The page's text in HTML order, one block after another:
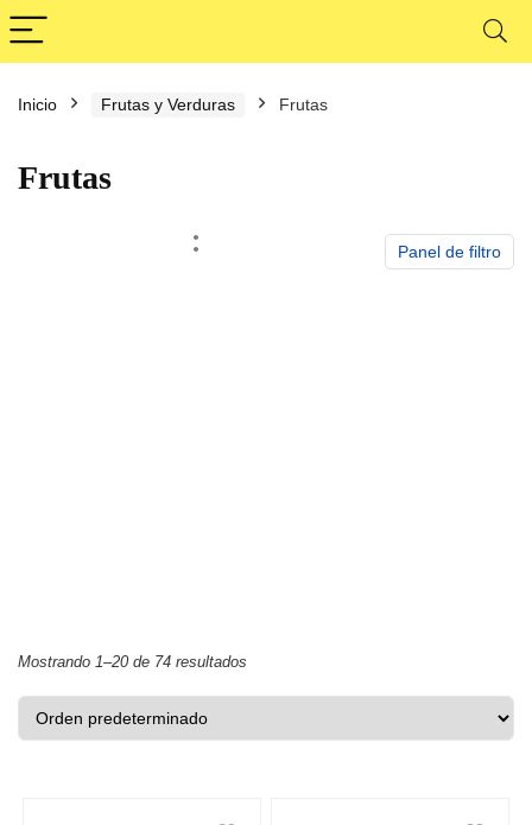
Inicio Frutas y Verduras Frutas
Frutas
Panel de filtro
Mostrando 1–20 de 74 resultados